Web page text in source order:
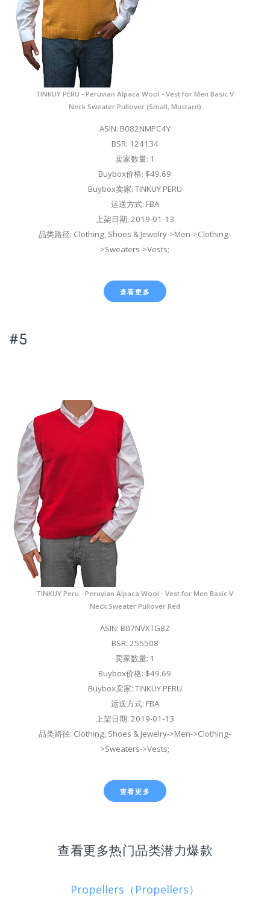
TINKUY PERU - Peruvian Alpaca Wool - Vest for Men Basic V
Neck Sweater Pullover (Small, Mustard)
ASIN: B082NMPC4Y
BSR: 124134
卖家数量: 1
Buybox价格: $49.69
Buybox卖家: TINKUY PERU
运送方式: FBA
上架日期: 2019-01-13
品类路径: Clothing, Shoes & Jewelry->Men->Clothing-
>Sweaters->Vests;
查看更多
#5
TINKUY Peru - Peruvian Alpaca Wool - Vest for Men Basic V
Neck Sweater Pullover Red
ASIN: B07NVXTG8Z
BSR: 255508
卖家数量: 1
Buybox价格: $49.69
Buybox卖家: TINKUY PERU
运送方式: FBA
上架日期: 2019-01-13
品类路径: Clothing, Shoes & Jewelry->Men->Clothing-
>Sweaters->Vests;
查看更多
查看更多热门品类潜力爆款
Propellers（Propellers）